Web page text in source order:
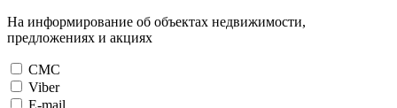
На информирование об объектах недвижимости,
предложениях и акциях
СМС
Viber
E-mail